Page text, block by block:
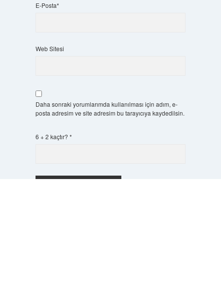
E-Posta*
Web Sitesi
Daha sonraki yorumlarımda kullanılması için adım, e-
posta adresim ve site adresim bu tarayıcıya kaydedilsin.
6 + 2 kaçtır? *